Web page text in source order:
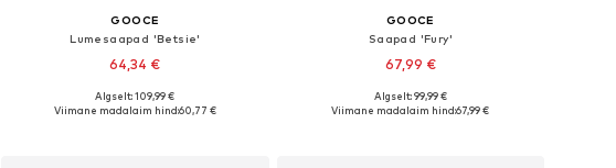
GOOCE
Lumesaapad 'Betsie'
64,34 €
Saadaolevad suurused: 36, 37, 38, 39, 40
Algselt: 109,99 €
Viimane madalaim hind:60,77 €
GOOCE
Saapad 'Fury'
67,99 €
+1
Algselt: 99,99 €
Viimane madalaim hind:67,99 €